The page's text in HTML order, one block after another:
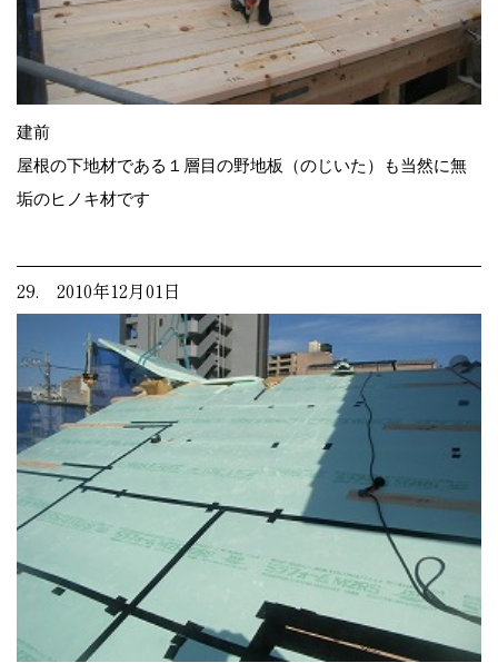
建前
屋根の下地材である１層目の野地板（のじいた）も当然に無
垢のヒノキ材です
29. 2010年12月01日